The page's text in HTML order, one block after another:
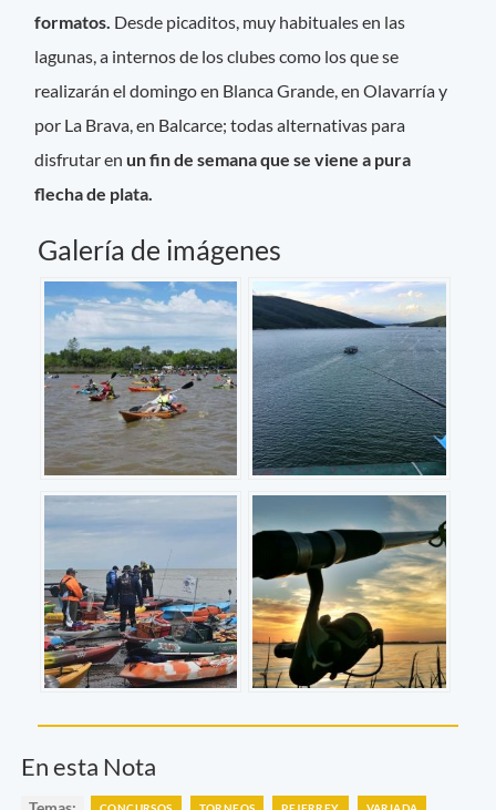
formatos. Desde picaditos, muy habituales en las
lagunas, a internos de los clubes como los que se
realizarán el domingo en Blanca Grande, en Olavarría y
por La Brava, en Balcarce; todas alternativas para
disfrutar en un fin de semana que se viene a pura
flecha de plata.
Galería de imágenes
En esta Nota